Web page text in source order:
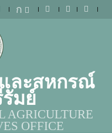
ก
ละสหกรณ์
มย์
AGRICULTURE
OFFICE